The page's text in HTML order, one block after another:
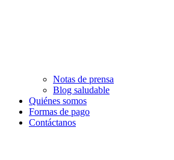
Notas de prensa
Blog saludable
Quiénes somos
Formas de pago
Contáctanos